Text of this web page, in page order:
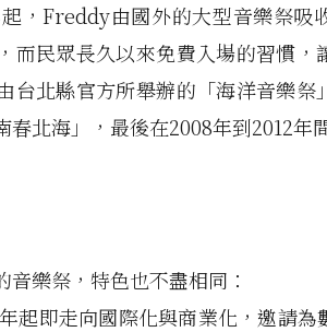
，Freddy由國外的大型音樂祭吸
而民眾長久以來免費入場的習慣，
台北縣官方所舉辦的「海洋音樂祭
春北海」，最後在2008年到2012年
樂祭，特色也不盡相同：
起即走向國際化與商業化，邀請